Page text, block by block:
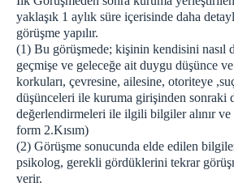
yaklaşık 1 aylık süre içerisinde daha
görüşme yapılır.
(1) Bu görüşmede; kişinin kendisini nasıl
geçmişe ve geleceğe ait duygu düşünce
korkuları, çevresine, ailesine, otoriteye
düşünceleri ile kuruma girişinden sonraki
değerlendirmeleri ile ilgili bilgiler alınır
form 2.Kısım)
(2) Görüşme sonucunda elde edilen
psikolog, gerekli gördüklerini tekrar
verir.